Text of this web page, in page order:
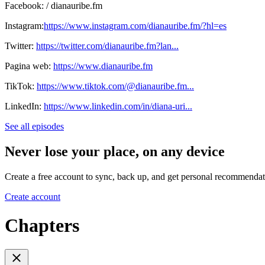
Facebook: / dianauribe.fm
Instagram:https://www.instagram.com/dianauribe.fm/?hl=es
Twitter: https://twitter.com/dianauribe.fm?lan...
Pagina web: https://www.dianauribe.fm
TikTok: https://www.tiktok.com/@dianauribe.fm...
LinkedIn: https://www.linkedin.com/in/diana-uri...
See all episodes
Never lose your place, on any device
Create a free account to sync, back up, and get personal
Create account
Chapters